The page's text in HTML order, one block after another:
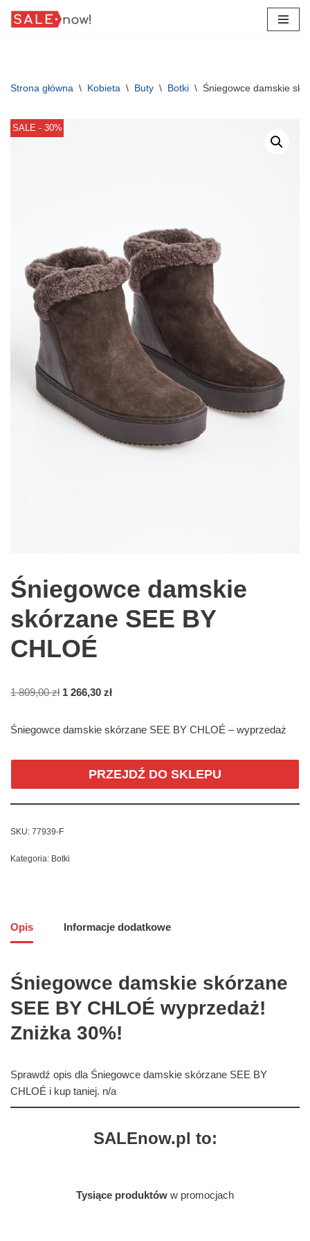
Strona główna \ Kobieta \ Buty \ Botki \ Śniegowce damskie
SALE - 30%
Śniegowce damskie
skórzane SEE BY
CHLOÉ
1 809,00zł 1 266,30 zł
Śniegowce damskie skórzane SEE BY CHLOÉ – wyprzedaż
PRZEJDŹ DO SKLEPU
SKU: 77939-F
Kategoria: Botki
Opis Informacje dodatkowe
Śniegowce damskie skórzane
SEE BY CHLOÉ wyprzedaż!
Zniżka 30%!
Sprawdź opis dla Śniegowce damskie skórzane SEE BY
CHLOÉ i kup taniej. n/a
SALEnow.pl to:
Tysiące produktów w promocjach